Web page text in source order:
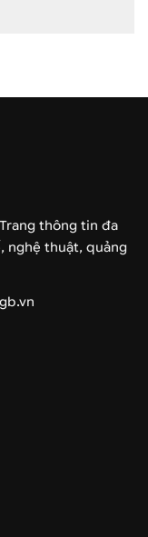
thông tin đa
nghệ thuật, quảng